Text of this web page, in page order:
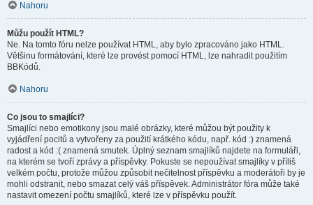
Nahoru
Můžu použít HTML?
Ne. Na tomto fóru nelze používat HTML, aby bylo zpracováno jako HTML.
Většinu formátování, které lze provést pomocí HTML, lze nahradit použitím
BBKódů.
Nahoru
Co jsou to smajlíci?
Smajlíci nebo emotikony jsou malé obrázky, které můžou být použity k
vyjádření pocitů a vytvořeny za použití krátkého kódu, např. kód :) znamená
radost a kód :( znamená smutek. Úplný seznam smajlíků najdete na formuláři,
na kterém se tvoří zprávy a příspěvky. Pokuste se nepoužívat smajlíky v příliš
velkém počtu, protože můžou způsobit nečitelnost příspěvku a moderátoři by je
mohli odstranit, nebo smazat celý váš příspěvek. Administrátor fóra může také
nastavit omezení počtu smajlíků, které lze v příspěvku použít.